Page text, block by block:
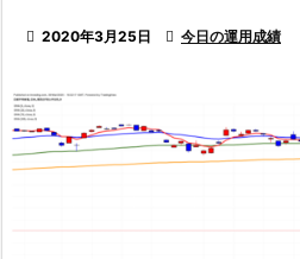
 2020年3月25日  今日の運用成績